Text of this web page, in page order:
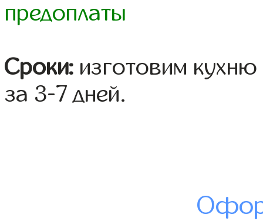
предоплаты
Сроки: изготовим
за 3-7 дней.